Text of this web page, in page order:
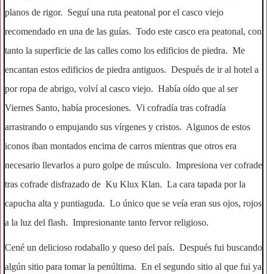
planos de rigor. Seguí una ruta peatonal por el casco viejo
recomendado en una de las guías. Todo este casco era peatonal, con
tanto la superficie de las calles como los edificios de piedra. Me
encantan estos edificios de piedra antiguos. Después de ir al hotel a
por ropa de abrigo, volví al casco viejo. Había oído que al ser
Viernes Santo, había procesiones. Vi cofradía tras cofradía
arrastrando o empujando sus vírgenes y cristos. Algunos de estos
iconos iban montados encima de carros mientras que otros era
necesario llevarlos a puro golpe de músculo. Impresiona ver cofrade
tras cofrade disfrazado de Ku Klux Klan. La cara tapada por la
capucha alta y puntiaguda. Lo único que se veía eran sus ojos, rojos
a la luz del flash. Impresionante tanto fervor religioso.
Cené un delicioso rodaballo y queso del país. Después fui buscando
algún sitio para tomar la penúltima. En el segundo sitio al que fui ya